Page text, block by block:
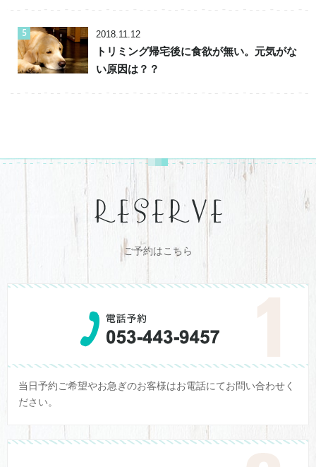
2018.11.12
トリミング帰宅後に食欲が無い。元気がな
い原因は？？
ご予約はこちら
当日予約ご希望やお急ぎのお客様はお電話にてお問い合わせく
ださい。